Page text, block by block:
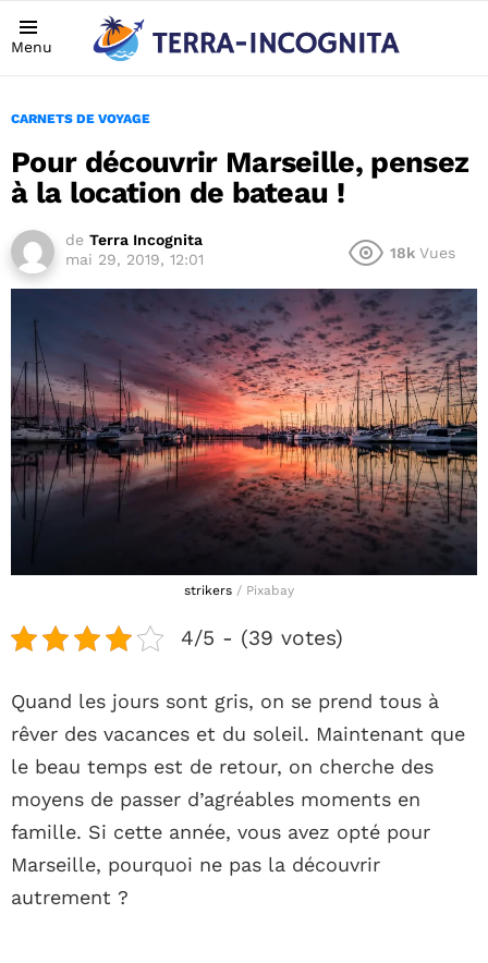
Menu
CARNETS DE VOYAGE
Pour découvrir Marseille, pensez
à la location de bateau !
de Terra Incognita
mai 29, 2019, 12:01
18k Vues
strikers/ Pixabay
4/5 - (39 votes)
Quand les jours sont gris, on se prend tous à
rêver des vacances et du soleil. Maintenant que
le beau temps est de retour, on cherche des
moyens de passer d’agréables moments en
famille. Si cette année, vous avez opté pour
Marseille, pourquoi ne pas la découvrir
autrement ?